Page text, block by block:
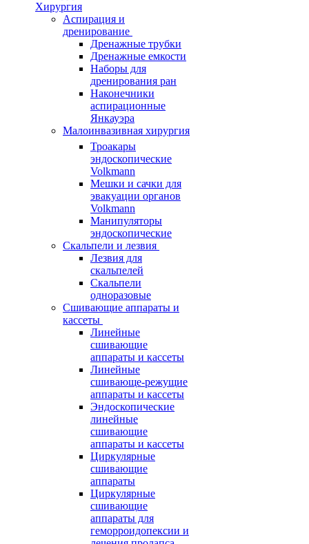
Хирургия
Аспирация и
дренирование
Дренажные трубки
Дренажные емкости
Наборы для
дренирования ран
Наконечники
аспирационные
Янкауэра
Малоинвазивная хирургия
Троакары
эндоскопические
Volkmann
Мешки и сачки для
эвакуации органов
Volkmann
Манипуляторы
эндоскопические
Скальпели и лезвия
Лезвия для
скальпелей
Скальпели
одноразовые
Сшивающие аппараты и
кассеты
Линейные
сшивающие
аппараты и кассеты
Линейные
сшивающе-режущие
аппараты и кассеты
Эндоскопические
линейные
сшивающие
аппараты и кассеты
Циркулярные
сшивающие
аппараты
Циркулярные
сшивающие
аппараты для
геморроидопексии и